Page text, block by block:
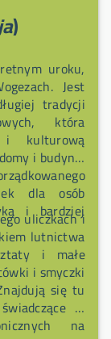
)
uroku,
Jest
tradycji
która
i kulturową
i budynki
dla osób
i bardziej
uliczkach i
lutnictwa
i małe
i smyczki
się tu
o
na